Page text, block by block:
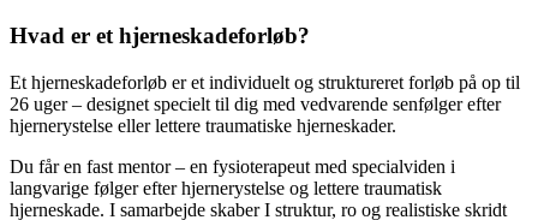
Hvad er et hjerneskadeforløb?
Et hjerneskadeforløb er et individuelt og struktureret forløb på op til
26 uger – designet specielt til dig med vedvarende senfølger efter
hjernerystelse eller lettere traumatiske hjerneskader.
Du får en fast mentor – en fysioterapeut med specialviden i
langvarige følger efter hjernerystelse og lettere traumatisk
hjerneskade. I samarbejde skaber I struktur, ro og realistiske skridt